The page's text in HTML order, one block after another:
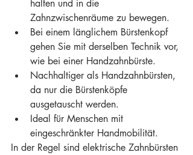
halten und in die
Zahnzwischenräume zu bewegen.
Bei einem länglichem Bürstenkopf
gehen Sie mit derselben Technik vor,
wie bei einer Handzahnbürste.
Nachhaltiger als Handzahnbürsten,
da nur die Bürstenköpfe
ausgetauscht werden.
Ideal für Menschen mit
eingeschränkter Handmobilität.
In der Regel sind elektrische Zahnbürsten